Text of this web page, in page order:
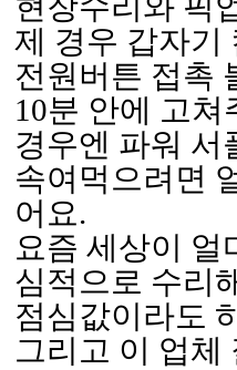
제 경우 갑자기
전원버튼 접촉
10분 안에 고
경우엔 파워 서
속여먹으려면
어요.
요즘 세상이
심적으로 수리
점심값이라도
그리고 이 업체